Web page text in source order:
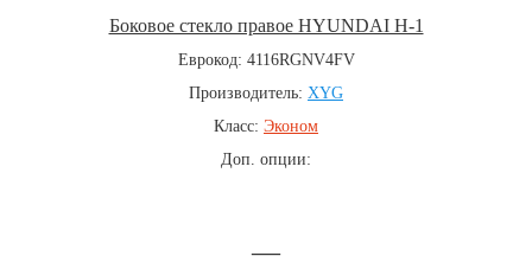
Боковое стекло правое HYUNDAI H-1
Еврокод: 4116RGNV4FV
Производитель: XYG
Класс: Эконом
Доп. опции:
—